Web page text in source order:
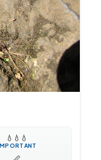
💧 💧 💧
IMPORTANT